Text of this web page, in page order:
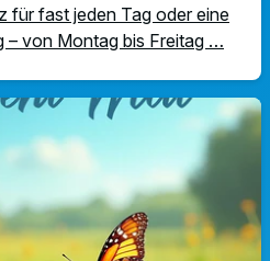
für fast jeden Tag oder eine
– von Montag bis Freitag …